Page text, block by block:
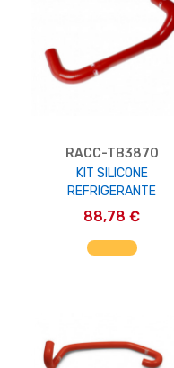
RACC-TB3870
KIT SILICONE
REFRIGERANTE
88,78 €
AGGIUNGI AL CARRELLO